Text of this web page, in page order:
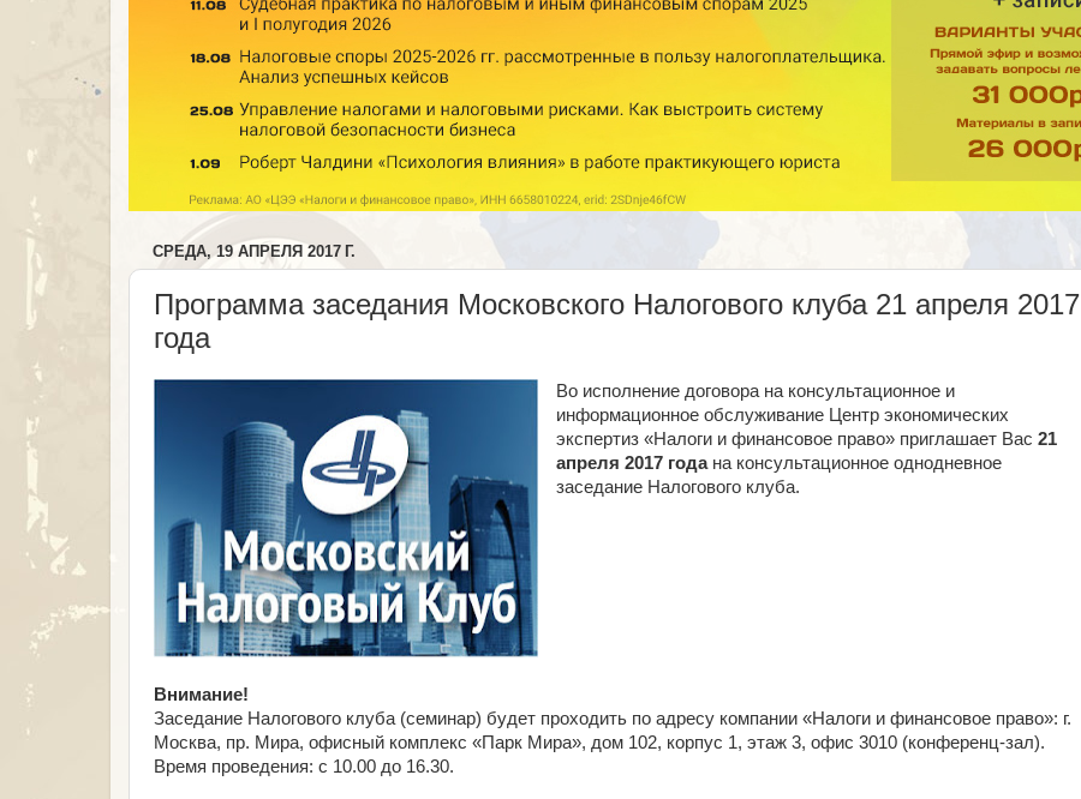
СРЕДА, 19 АПРЕЛЯ 2017 Г.
Программа заседания Московского Налогового клуба 21 апреля 2017
года
Во исполнение договора на консультационное и
информационное обслуживание Центр экономических
экспертиз «Налоги и финансовое право» приглашает Вас 21
апреля 2017 годана консультационное однодневное
заседание Налогового клуба.
Внимание!
Заседание Налогового клуба (семинар) будет проходить по адресу компании «Налоги и финансовое право»: г.
Москва, пр. Мира, офисный комплекс «Парк Мира», дом 102, корпус 1, этаж 3, офис 3010 (конференц-зал).
Время проведения: с 10.00 до 16.30.